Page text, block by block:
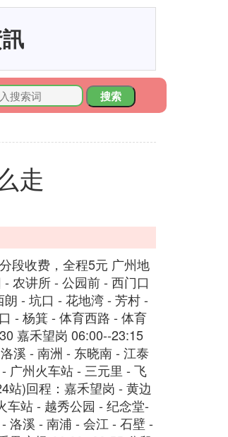
搜索
走
段收费，全程5元 广州地
农讲所 - 公园前 - 西门口
- 坑口 - 花地湾 - 芳村 -
- 杨箕 - 体育西路 - 体育
嘉禾望岗 06:00--23:15
溪 - 南洲 - 东晓南 - 江泰
广州火车站 - 三元里 - 飞
站)回程：嘉禾望岗 - 黄边
车站 - 越秀公园 - 纪念堂-
洛溪 - 南浦 - 会江 - 石壁 -